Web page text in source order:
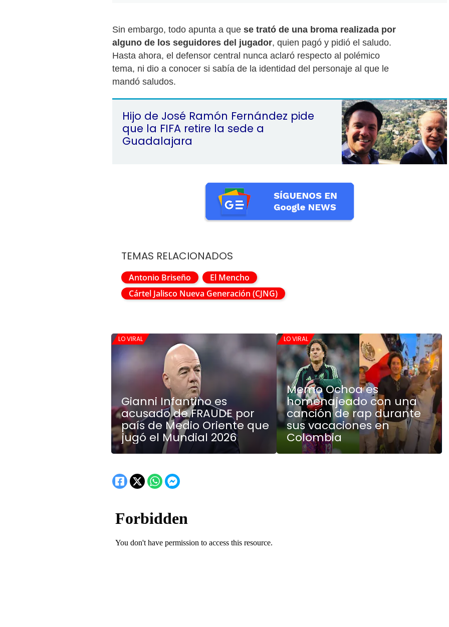
Sin embargo, todo apunta a que se trató de una broma realizada por
alguno de los seguidores del jugador, quien pagó y pidió el saludo.
Hasta ahora, el defensor central nunca aclaró respecto al polémico
tema, ni dio a conocer si sabía de la identidad del personaje al que le
mandó saludos.
Hijo de José Ramón Fernández pide
que la FIFA retire la sede a
Guadalajara
TEMAS RELACIONADOS
Antonio Briseño
El Mencho
Cártel Jalisco Nueva Generación (CJNG)
LO VIRAL
Gianni Infantino es
acusado de FRAUDE por
país de Medio Oriente que
jugó el Mundial 2026
LO VIRAL
Memo Ochoa es
homenajeado con una
canción de rap durante
sus vacaciones en
Colombia